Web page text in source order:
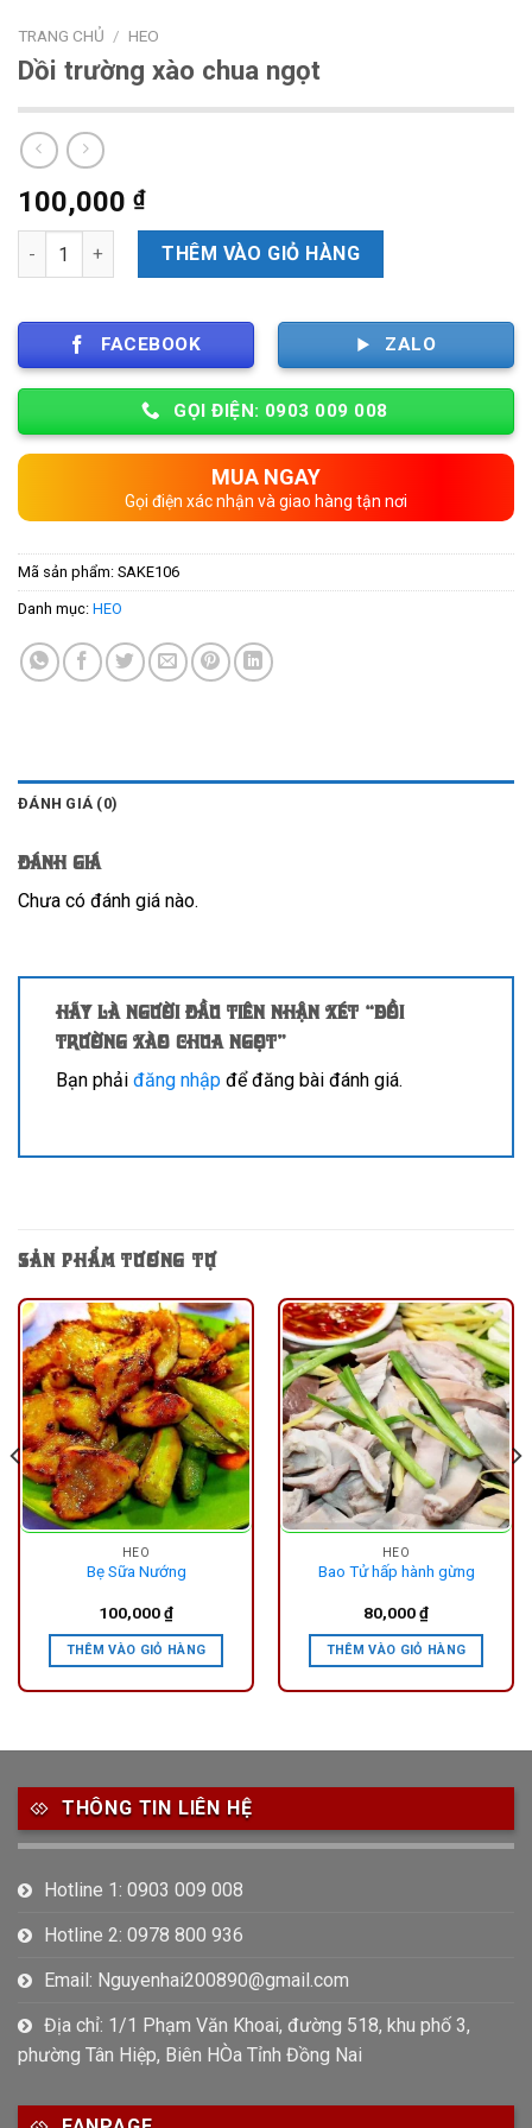
TRANG CHỦ / HEO
Dồi trường xào chua ngọt
100,000 ₫
Số lượng THÊM VÀO GIỎ HÀNG
FACEBOOK ZALO
GỌI ĐIỆN: 0903 009 008
MUA NGAY
Gọi điện xác nhận và giao hàng tận nơi
Mã sản phẩm: SAKE106
Danh mục: HEO
ĐÁNH GIÁ (0)
Đánh giá
Chưa có đánh giá nào.
Hãy là người đầu tiên nhận xét “Dồi
trường xào chua ngọt”
Bạn phải đăng nhập để đăng bài đánh giá.
SẢN PHẨM TƯƠNG TỰ
HEO
Bẹ Sữa Nướng
100,000₫
THÊM VÀO GIỎ HÀNG
HEO
Bao Tử hấp hành gừng
80,000₫
THÊM VÀO GIỎ HÀNG
THÔNG TIN LIÊN HỆ
Hotline 1: 0903 009 008
Hotline 2: 0978 800 936
Email: Nguyenhai200890@gmail.com
Địa chỉ: 1/1 Phạm Văn Khoai, đường 518, khu phố 3,
phường Tân Hiệp, Biên HÒa Tỉnh Đồng Nai